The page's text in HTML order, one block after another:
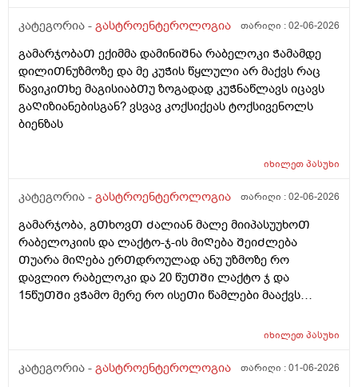
კატეგორია - გასტროენტეროლოგია თარიღი :02-06-2026
გამარჯობაᲗ ექიმმა დამინიᲨნა რაბელოკი Ჭამამდე
დილიᲗნუზმოზე და მე კუᲭის წყლული არ მაქვს რაც
წავიკიᲗხე მაგისიაბᲗუ ზოგადად კუᲭნაწლავს იცავს
გაᲦიზიანებისგან? ვსვავ კოქსიქეას ტოქსივენოლს
ბიენზას
იხილეთპასუხი
კატეგორია - გასტროენტეროლოგია თარიღი :02-06-2026
გამარჯობა, გᲗხოვᲗ Ძალიან მალე მიიპასუუხოᲗ
რაბელოკიის და ლაქტო-ჯ-ის მიᲦება ᲨეიᲫლება
Თუარა მიᲦება ერᲗდროულად ანუ უზმოზე რო
დავლიო რაბელოკი და 20 წუᲗᲨი ლაქტო ჯ და
15წუᲗᲨი ვᲭამო მერე რო ისეᲗი წამლები მააქვს
მიდრეკილი ვარ და 26წლის ბიᲭი ვარ. ეს წამლები
ბიენზა, კალციმესი .)
იხილეთპასუხი
კატეგორია - გასტროენტეროლოგია თარიღი :01-06-2026